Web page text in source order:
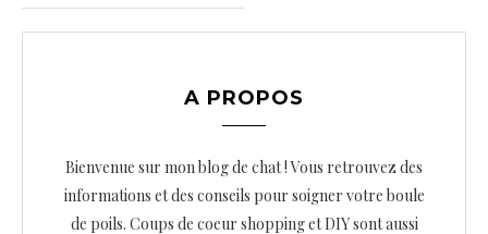
i
A PROPOS
Bienvenue sur mon blog de chat ! Vous retrouvez des
informations et des conseils pour soigner votre boule
de poils. Coups de coeur shopping et DIY sont aussi